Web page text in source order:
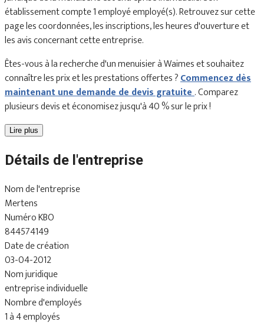
établissement compte 1 employé employé(s). Retrouvez sur cette
page les coordonnées, les inscriptions, les heures d'ouverture et
les avis concernant cette entreprise.
Êtes-vous à la recherche d'un menuisier à Waimes et souhaitez
connaître les prix et les prestations offertes ?Commencez dès
maintenant une demande de devis gratuite. Comparez
plusieurs devis et économisez jusqu'à 40 % sur le prix !
Lire plus
Détails de l'entreprise
Nom de l'entreprise
Mertens
Numéro KBO
844574149
Date de création
03-04-2012
Nom juridique
entreprise individuelle
Nombre d'employés
1 à 4 employés